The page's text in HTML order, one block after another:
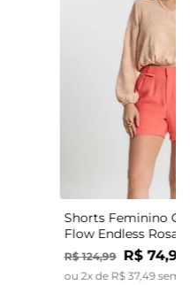
Shorts Feminino
Flow Endless Rosa
R$ 124,99 R$ 74,99
ou 2x de R$ 37,49sem